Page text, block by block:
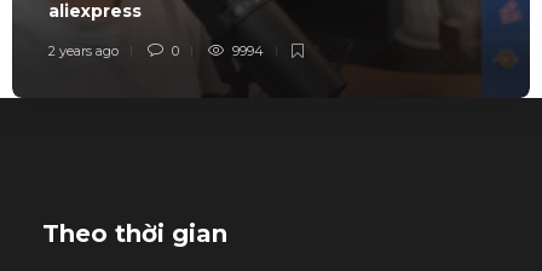
aliexpress
2 years ago 0 9994
Theo thời gian